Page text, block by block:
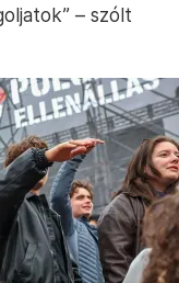
– szólt